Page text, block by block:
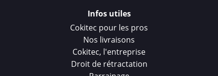
Infos utiles
Cokitec pour les pros
Nos livraisons
Cokitec, l'entreprise
Droit de rétractation